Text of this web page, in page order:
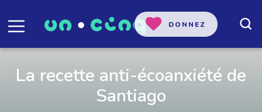
DONNEZ
La recette anti-écoanxiété de
Santiago